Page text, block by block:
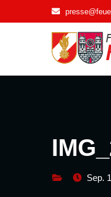
Inhalt
Sep.